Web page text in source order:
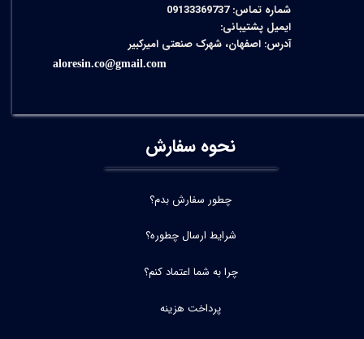
شماره تماس: 09133369737
ایمیل پشتیبانی:
آدرس: اصفهان، شهرک صنعتی امیرکبیر
aloresin.co@gmail.com
نحوه سفارش
چطور سفارش بدم؟
شرایط ارسال چطوره؟
چرا به شما اعتماد کنم؟
پرداخت هزینه